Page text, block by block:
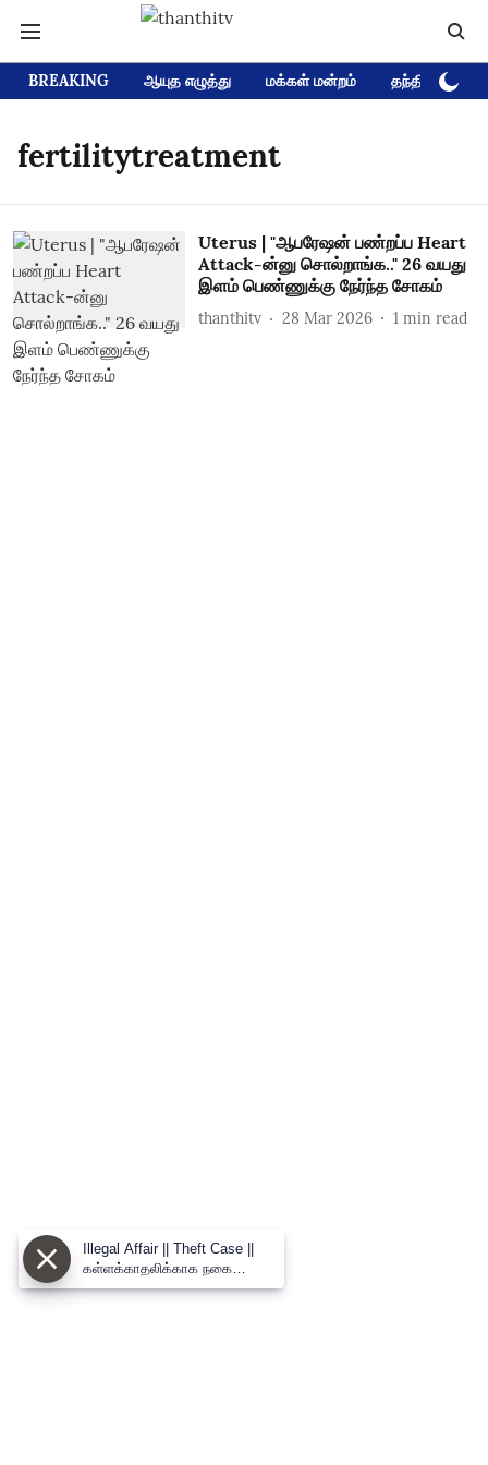
BREAKING ஆயுத எழுத்து மக்கள் மன்றம் தந்தி டிவி
fertilitytreatment
Uterus | "ஆபரேஷன் பண்றப்ப Heart
Attack-ன்னு சொல்றாங்க.." 26 வயது
இளம் பெண்ணுக்கு நேர்ந்த சோகம்
thanthitv 28 Mar 2026 1 min read
Illegal Affair || Theft Case ||
கள்ளக்காதலிக்காக நகை
திருட்டில் ஈடுபட்ட வாலிபர் -